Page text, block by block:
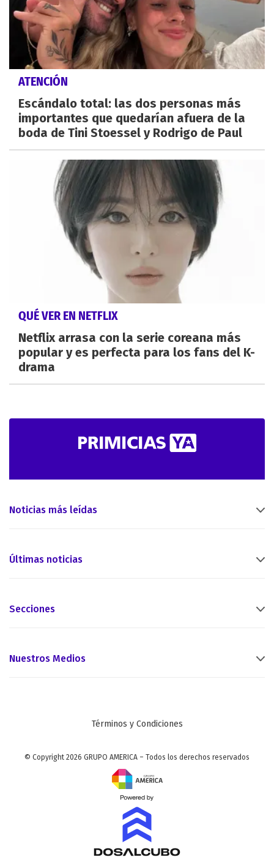
ATENCIÓN
Escándalo total: las dos personas más
importantes que quedarían afuera de la
boda de Tini Stoessel y Rodrigo de Paul
QUÉ VER EN NETFLIX
Netflix arrasa con la serie coreana más
popular y es perfecta para los fans del K-
drama
Noticias más leídas
Últimas noticias
Secciones
Nuestros Medios
Términos y Condiciones
© Copyright 2026 GRUPO AMERICA – Todos los derechos reservados